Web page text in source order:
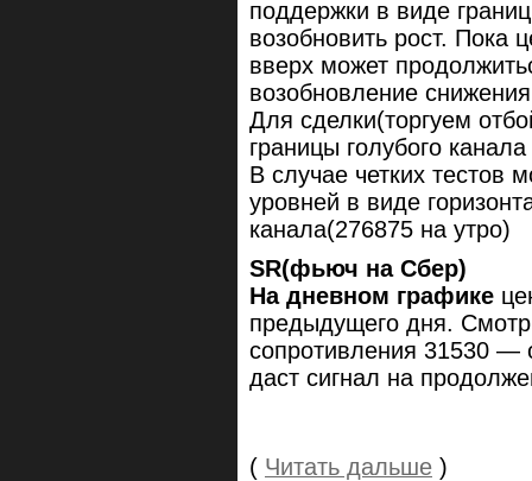
поддержки в виде
возобновить рост. Пока
вверх может
возобновление снижения
Для сделки(торгуем
границы голубого
В случае четких тестов
уровней в виде
канала(276875 на утро)
SR(фьюч на Сбер)
На дневном графике
предыдущего дня.
сопротивления 31530 —
даст сигнал на
( Читать дальше )